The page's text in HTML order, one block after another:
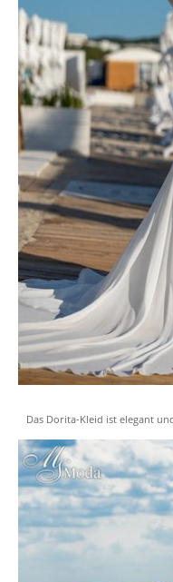
Das Dorita-Kleid ist elegant